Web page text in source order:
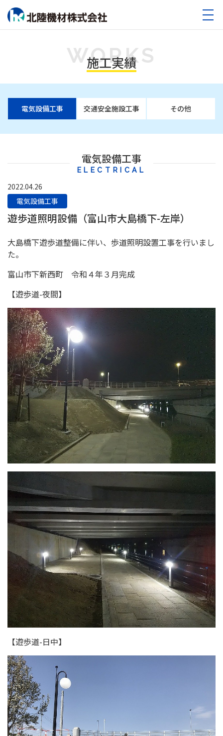
施工実績
WORKS
電気設備工事 交通安全施設工事 その他
電気設備工事
ELECTRICAL
2022.04.26
電気設備工事
遊歩道照明設備（富山市大島橋下-左岸）
大島橋下遊歩道整備に伴い、歩道照明設置工事を行いまし
た。
富山市下新西町 令和４年３月完成
【遊歩道-夜間】
【遊歩道-日中】